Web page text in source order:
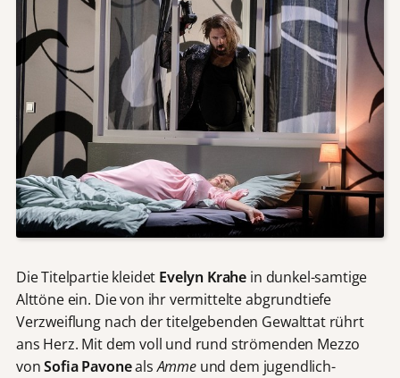
Die Titelpartie kleidet Evelyn Krahe in dunkel-samtige
Alttöne ein. Die von ihr vermittelte abgrundtiefe
Verzweiflung nach der titelgebenden Gewalttat rührt
ans Herz. Mit dem voll und rund strömenden Mezzo
vonSofia PavonealsAmmeund dem jugendlich-